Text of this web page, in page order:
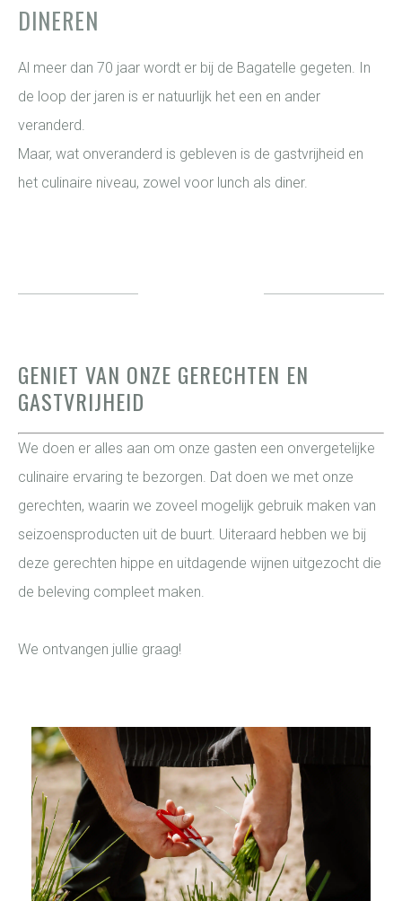
DINEREN
Al meer dan 70 jaar wordt er bij de Bagatelle gegeten. In
de loop der jaren is er natuurlijk het een en ander
veranderd.
Maar, wat onveranderd is gebleven is de gastvrijheid en
het culinaire niveau, zowel voor lunch als diner.
GENIET VAN ONZE GERECHTEN EN
GASTVRIJHEID
We doen er alles aan om onze gasten een onvergetelijke
culinaire ervaring te bezorgen. Dat doen we met onze
gerechten, waarin we zoveel mogelijk gebruik maken van
seizoensproducten uit de buurt. Uiteraard hebben we bij
deze gerechten hippe en uitdagende wijnen uitgezocht die
de beleving compleet maken.
We ontvangen jullie graag!